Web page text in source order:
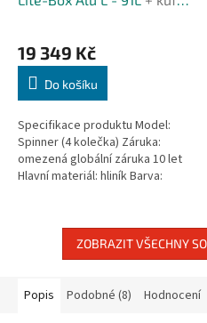
19 349 Kč
Do košíku
Specifikace produktu Model:
Spinner (4 kolečka) Záruka:
omezená globální záruka 10 let
Hlavní materiál: hliník Barva:
ZOBRAZIT VŠECHNY
Popis Podobné (8) Hodnocení